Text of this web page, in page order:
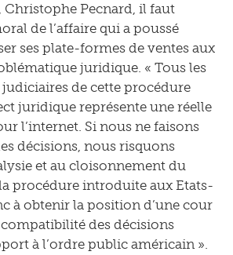
Pecnard, il faut
de l’affaire qui a poussé
ses plate-formes de ventes aux
juridique. « Tous les
de cette procédure
juridique représente une réelle
l’internet. Si nous ne faisons
décisions, nous risquons
et au cloisonnement du
procédure introduite aux Etats-
à obtenir la position d’une cour
des décisions
à l’ordre public américain ».